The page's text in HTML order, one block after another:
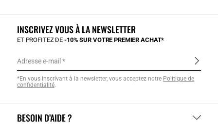
BESOIN D’AIDE ?
INSCRIVEZ VOUS À LA NEWSLETTER
ET PROFITEZ DE-10% SUR VOTRE PREMIER ACHAT*
Adresse e-mail
*En vous inscrivant à la newsletter, vous acceptez notre Politique de
confidentialité.